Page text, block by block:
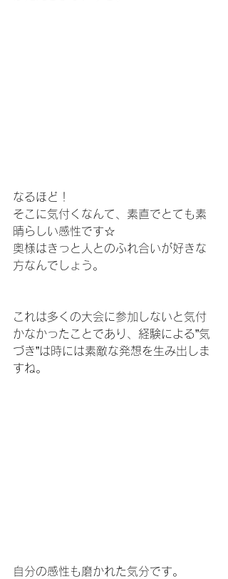
なるほど！
そこに気付くなんて、素直でとても素
晴らしい感性です☆
奥様はきっと人とのふれ合いが好きな
方なんでしょう。
これは多くの大会に参加しないと気付
かなかったことであり、経験による”気
づき”は時には素敵な発想を生み出しま
すね。
自分の感性も磨かれた気分です。